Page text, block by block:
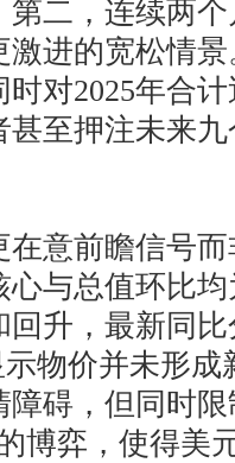
二，连续两
进的宽松情
时对2025年合
甚至押注未来
意前瞻信号而
与总值环比均
升，最新同
物价并未形
碍，但同时
博弈，使得美